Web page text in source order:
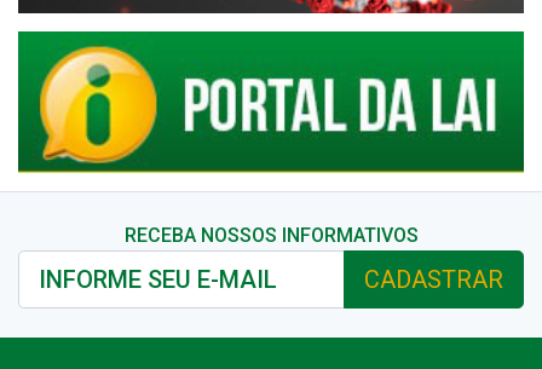
RECEBA NOSSOS INFORMATIVOS
CADASTRAR